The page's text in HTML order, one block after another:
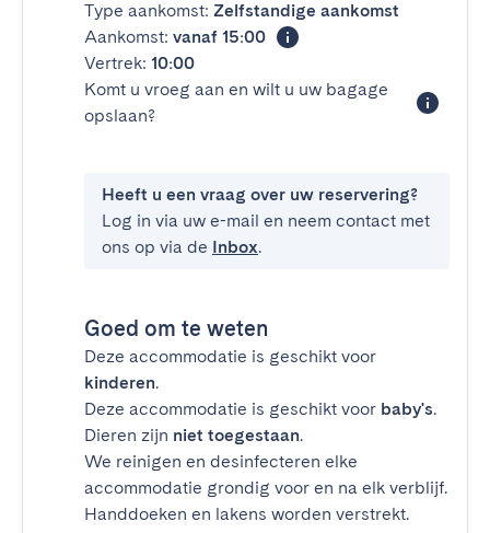
Type aankomst: Zelfstandige aankomst
Aankomst: vanaf 15:00
Vertrek: 10:00
Komt u vroeg aan en wilt u uw bagage
opslaan?
Heeft u een vraag over uw reservering?
Log in via uw e-mail en neem contact met
ons op via de Inbox.
Goed om te weten
Deze accommodatie is geschikt voor
kinderen.
Deze accommodatie is geschikt voor baby's.
Dieren zijn niet toegestaan.
We reinigen en desinfecteren elke
accommodatie grondig voor en na elk verblijf.
Handdoeken en lakens worden verstrekt.